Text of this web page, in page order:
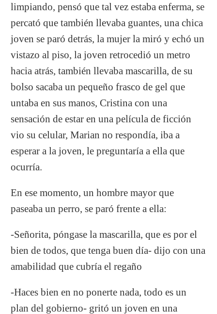
limpiando, pensó que tal vez estaba enferma, se
percató que también llevaba guantes, una chica
joven se paró detrás, la mujer la miró y echó un
vistazo al piso, la joven retrocedió un metro
hacia atrás, también llevaba mascarilla, de su
bolso sacaba un pequeño frasco de gel que
untaba en sus manos, Cristina con una
sensación de estar en una película de ficción
vio su celular, Marian no respondía, iba a
esperar a la joven, le preguntaría a ella que
ocurría.
En ese momento, un hombre mayor que
paseaba un perro, se paró frente a ella:
-Señorita, póngase la mascarilla, que es por el
bien de todos, que tenga buen día- dijo con una
amabilidad que cubría el regaño
-Haces bien en no ponerte nada, todo es un
plan del gobierno- gritó un joven en una